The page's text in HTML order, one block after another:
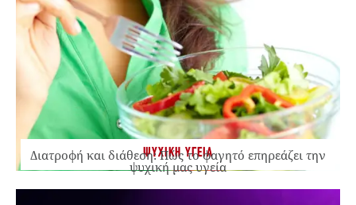
ΨΥΧΙΚΗ ΥΓΕΙΑ
Διατροφή και διάθεση: Πώς το φαγητό επηρεάζει την
ψυχική μας υγεία